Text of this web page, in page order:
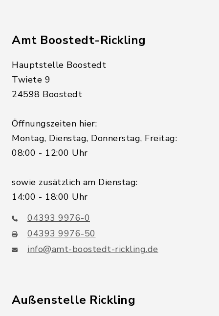
Amt Boostedt-Rickling
Hauptstelle Boostedt
Twiete 9
24598 Boostedt
Öffnungszeiten hier:
Montag, Dienstag, Donnerstag, Freitag:
08:00 - 12:00 Uhr
sowie zusätzlich am Dienstag:
14:00 - 18:00 Uhr
04393 9976-0
04393 9976-50
info@amt-boostedt-rickling.de
Außenstelle Rickling